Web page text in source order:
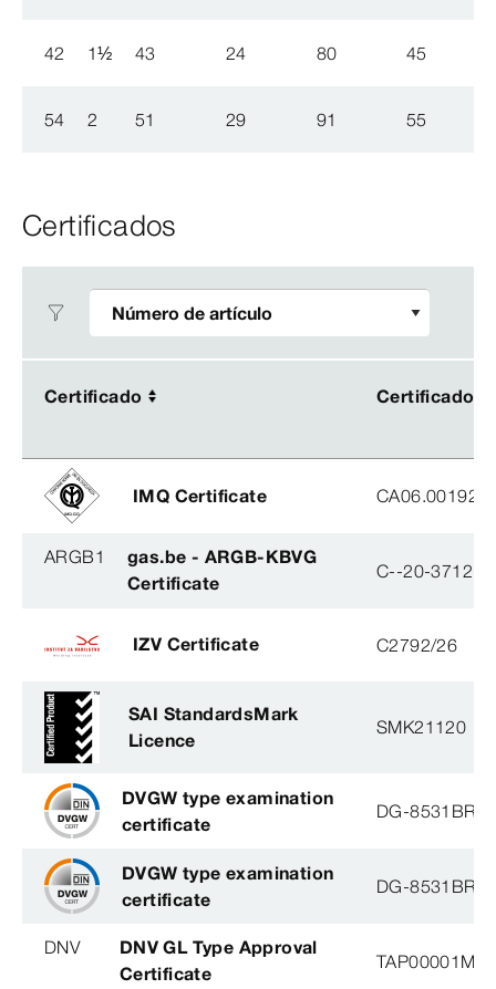
42 1½ 43 24 80 45
54 2 51 29 91 55
Certificados
Certificado Certificado
Certificado Certificado
IMQ Certificate CA06.00192
ARGB1
gas.be - ARGB-KBVG
Certificate
C--20-3712-
IZV Certificate C2792/26
SAI StandardsMark
Licence
SMK21120
DVGW type examination
certificate
DG-
DVGW type examination
certificate
DG-
DNV
DNV GL Type Approval
Certificate
TAP00001M5,